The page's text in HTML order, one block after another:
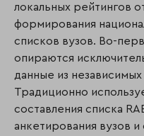
локальных рейтингов
формирования
списков вузов. Во-
опираются
данные из
Традиционно
составления списка
анкетирования вузов